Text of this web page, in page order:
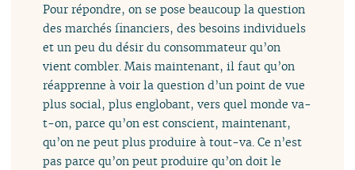
Pour répondre, on se pose beaucoup la question
des marchés financiers, des besoins individuels
et un peu du désir du consommateur qu’on
vient combler. Mais maintenant, il faut qu’on
réapprenne à voir la question d’un point de vue
plus social, plus englobant, vers quel monde va-
t-on, parce qu’on est conscient, maintenant,
qu’on ne peut plus produire à tout-va. Ce n’est
pas parce qu’on peut produire qu’on doit le